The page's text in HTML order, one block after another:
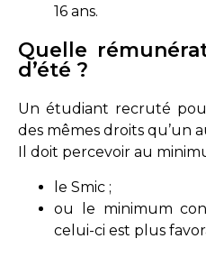
16 ans.
Quelle
d’été ?
Un étudiant recruté
des mêmes droits qu’un
Il doit percevoir au
le Smic ;
ou le minimum
celui-ci est plus